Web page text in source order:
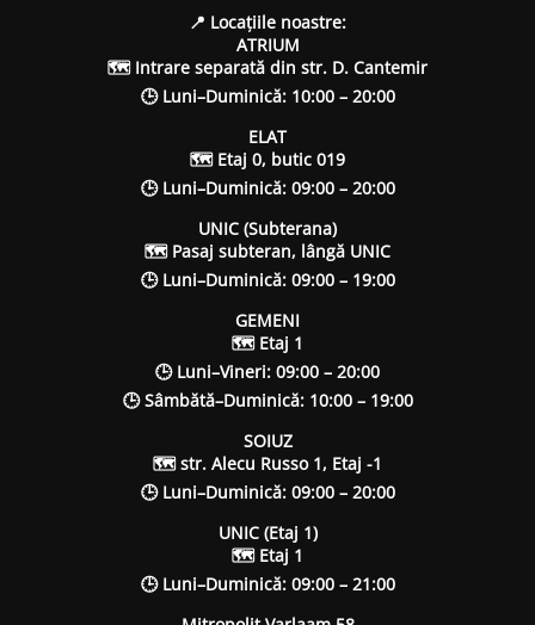
📍 Locațiile noastre:
ATRIUM
🗺 Intrare separată din str. D. Cantemir
🕒 Luni–Duminică: 10:00 – 20:00
ELAT
🗺 Etaj 0, butic 019
🕒 Luni–Duminică: 09:00 – 20:00
UNIC (Subterana)
🗺 Pasaj subteran, lângă UNIC
🕒 Luni–Duminică: 09:00 – 19:00
GEMENI
🗺 Etaj 1
🕒 Luni–Vineri: 09:00 – 20:00
🕒 Sâmbătă–Duminică: 10:00 – 19:00
SOIUZ
🗺 str. Alecu Russo 1, Etaj -1
🕒 Luni–Duminică: 09:00 – 20:00
UNIC (Etaj 1)
🗺 Etaj 1
🕒 Luni–Duminică: 09:00 – 21:00